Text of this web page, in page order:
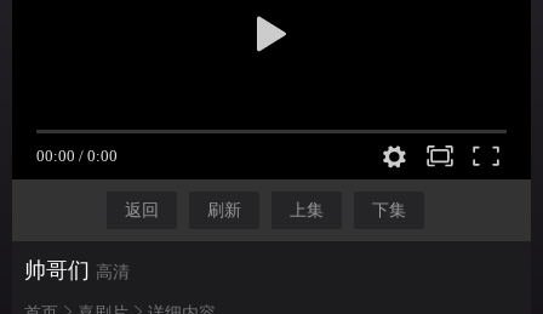
返回 刷新 上集 下集
帅哥们 高清